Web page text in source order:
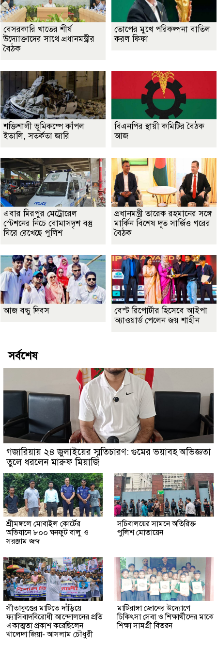
বেসরকারি খাতের শীর্ষ
উদ্যোক্তাদের সাথে প্রধানমন্ত্রীর
বৈঠক
তোপের মুখে পরিকল্পনা বাতিল
করল ফিফা
শক্তিশালী ভূমিকম্পে কাঁপল
ইতালি, সতর্কতা জারি
বিএনপির স্থায়ী কমিটির বৈঠক
আজ
এবার মিরপুর মেট্রোরেল
স্টেশনের নিচে বোমাসদৃশ বস্তু
ঘিরে রেখেছে পুলিশ
প্রধানমন্ত্রী তারেক রহমানের সঙ্গে
মার্কিন বিশেষ দূত সার্জিও গরের
বৈঠক
আজ বন্ধু দিবস
বেস্ট রিপোর্টার হিসেবে আইপা
অ্যাওয়ার্ড পেলেন জয় শাহীন
সর্বশেষ
গজারিয়ায় ২৪ জুলাইয়ের স্মৃতিচারণ: গুমের ভয়াবহ অভিজ্ঞতা
তুলে ধরলেন মারুফ মিয়াজি
শ্রীমঙ্গলে মোবাইল কোর্টের
অভিযানে ৮০০ ঘনফুট বালু ও
সরঞ্জাম জব্দ
সচিবালয়ের সামনে অতিরিক্ত
পুলিশ মোতায়েন
সীতাকুণ্ডের মাটিতে দাঁড়িয়ে
ফ্যাসিবাদবিরোধী আন্দোলনের প্রতি
একাত্মতা প্রকাশ করেছিলেন
খালেদা জিয়া- আসলাম চৌধুরী
মাটিরাঙ্গা জোনের উদ্যোগে
চিকিৎসা সেবা ও শিক্ষার্থীদের মাঝে
শিক্ষা সামগ্রী বিতরন